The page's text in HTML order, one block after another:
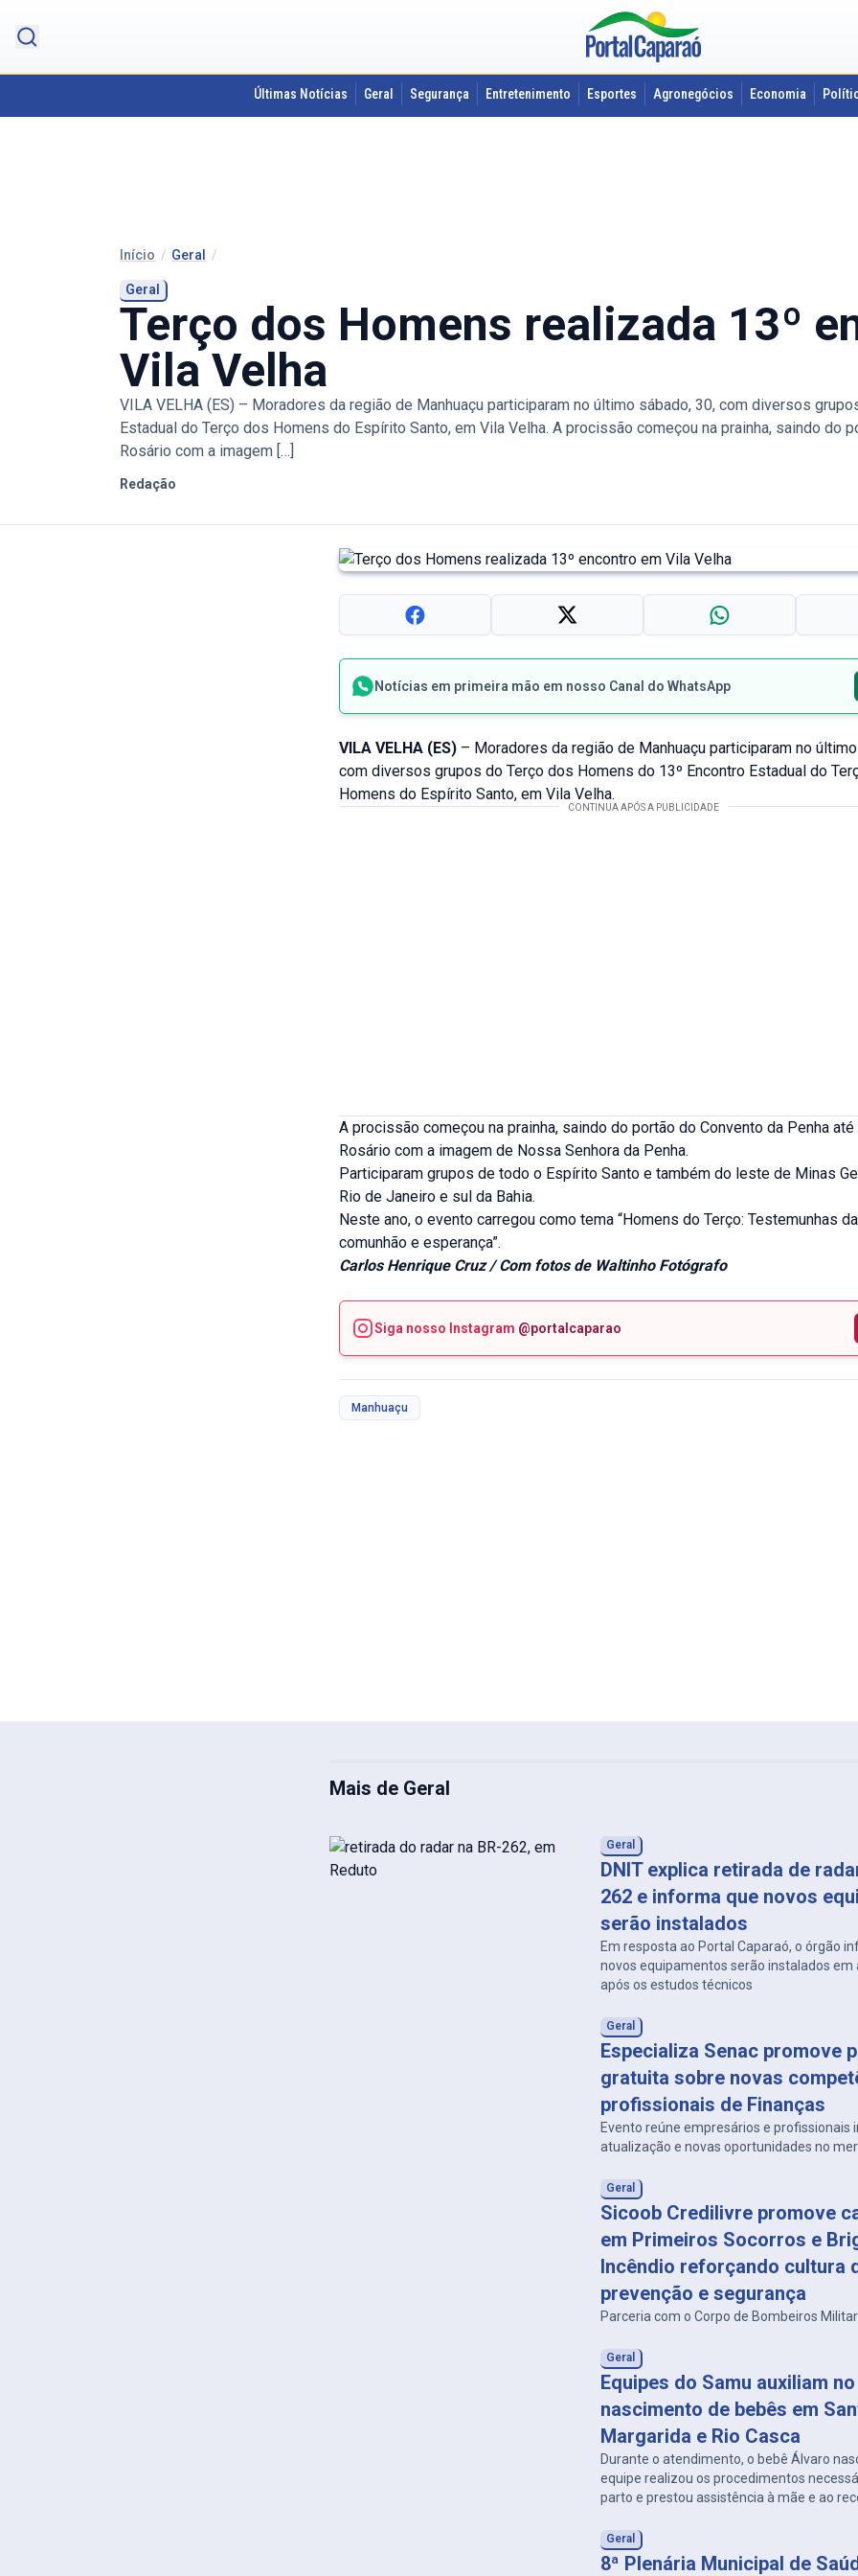
Últimas Notícias Geral Segurança Entretenimento Esportes Agronegócios Economia
Início / Geral /
Geral
Terço dos Homens realizada 13º
Vila Velha
VILA VELHA (ES) – Moradores da região de Manhuaçu participaram no último sábado, 30, com diversos
Estadual do Terço dos Homens do Espírito Santo, em Vila Velha. A procissão começou na prainha, saindo do
Rosário com a imagem […]
Redação
Notícias em primeira mão em nosso Canal do WhatsApp
VILA VELHA (ES) – Moradores da região de Manhuaçu participaram no
com diversos grupos do Terço dos Homens do 13º Encontro Estadual do
Homens do Espírito Santo, em Vila Velha.
A procissão começou na prainha, saindo do portão do Convento da Penha
Rosário com a imagem de Nossa Senhora da Penha.
Participaram grupos de todo o Espírito Santo e também do leste de Minas
Rio de Janeiro e sul da Bahia.
Neste ano, o evento carregou como tema “Homens do Terço: Testemunhas
comunhão e esperança”.
Carlos Henrique Cruz / Com fotos de Waltinho Fotógrafo
Siga nosso Instagram @portalcaparao
Manhuaçu
Mais de Geral
Geral
DNIT explica retirada de
262 e informa que novos
serão instalados
Em resposta ao Portal Caparaó, o órgão
novos equipamentos serão instalados em
após os estudos técnicos
Geral
Especializa Senac promove
gratuita sobre novas
profissionais de Finanças
Evento reúne empresários e profissionais
atualização e novas oportunidades no
Geral
Sicoob Credilivre promove
em Primeiros Socorros e
Incêndio reforçando cultura
prevenção e segurança
Parceria com o Corpo de Bombeiros
Geral
Equipes do Samu auxiliam no
nascimento de bebês em
Margarida e Rio Casca
Durante o atendimento, o bebê Álvaro
equipe realizou os procedimentos
parto e prestou assistência à mãe e ao
Geral
8ª Plenária Municipal de